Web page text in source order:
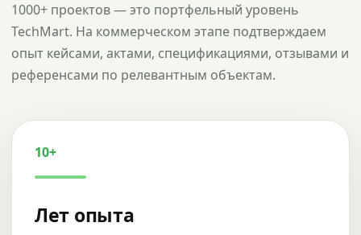
1000+ проектов — это портфельный уровень
TechMart. На коммерческом этапе подтверждаем
опыт кейсами, актами, спецификациями, отзывами и
референсами по релевантным объектам.
10+
Лет опыта